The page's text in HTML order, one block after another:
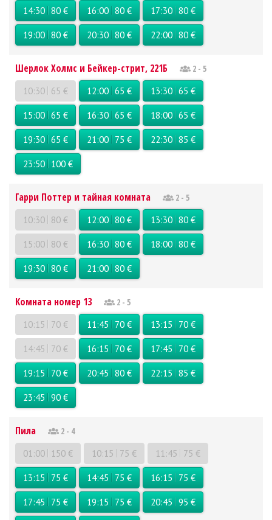
14:30 80 € 16:00 80 € 17:30 80 €
19:00 80 € 20:30 80 € 22:00 80 €
Шерлок Холмс и Бейкер-стрит, 221Б
2 - 5
10:30 65 € 12:00 65 € 13:30 65 €
15:00 65 € 16:30 65 € 18:00 65 €
19:30 65 € 21:00 75 € 22:30 85 €
23:50 100 €
Гарри Поттер и тайная комната
2 - 5
10:30 80 € 12:00 80 € 13:30 80 €
15:00 80 € 16:30 80 € 18:00 80 €
19:30 80 € 21:00 80 €
Комната номер 13
2 - 5
10:15
70 € 11:45 70 € 13:15 70 €
14:45 70 € 16:15 70 € 17:45 70 €
19:15 70 € 20:45 80 € 22:15 85 €
23:45 90 €
Пила
2 - 4
01:00
150 € 10:15 75 € 11:45 75 €
13:15 75 € 14:45 75 € 16:15 75 €
17:45 75 € 19:15 75 € 20:45 95 €